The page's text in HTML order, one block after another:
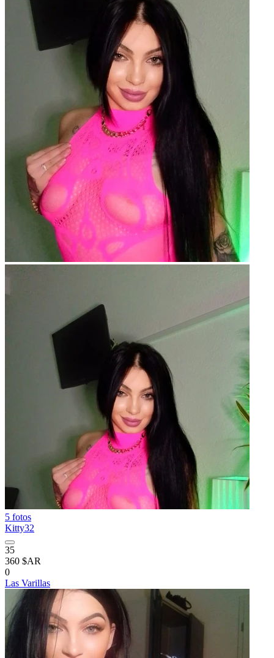
5 fotos
Kitty32
35
360 $AR
0
Las Varillas